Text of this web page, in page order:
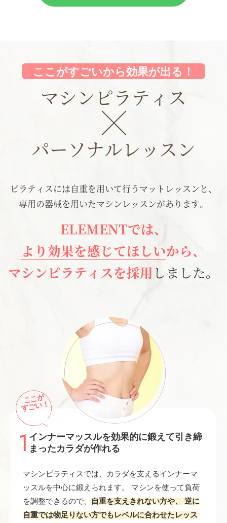
ここがすごいから効果が出る！
マシンピラティス
パーソナルレッスン
ピラティスには自重を用いて行うマットレッスンと、
専用の器械を用いたマシンレッスンがあります。
ELEMENTでは、
より効果を感じてほしいから、
マシンピラティスを採用 しました。
ここが
すごい！
1 インナーマッスルを効果的に鍛えて引き締
まったカラダが作れる
マシンピラティスでは、カラダを支えるインナーマ
ッスルを中心に鍛えられます。 マシンを使って負荷
を調整できるので、
自重を支えきれない方や、 逆に
自重では物足りない方でもレベルに合わせたレッス